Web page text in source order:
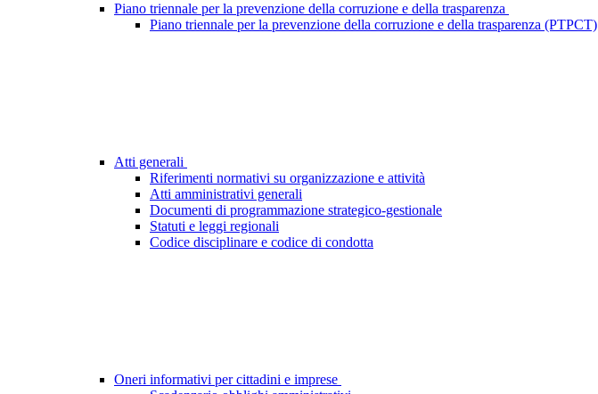
Piano triennale per la prevenzione della corruzione e della trasparenza
Piano triennale per la prevenzione della corruzione e della trasparenza (PTPCT)
Atti generali
Riferimenti normativi su organizzazione e attività
Atti amministrativi generali
Documenti di programmazione strategico-gestionale
Statuti e leggi regionali
Codice disciplinare e codice di condotta
Oneri informativi per cittadini e imprese